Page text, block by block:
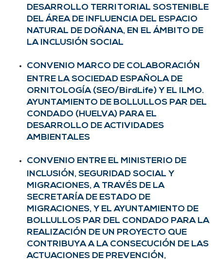
DESARROLLO TERRITORIAL SOSTENIBLE
DEL ÁREA DE INFLUENCIA DEL ESPACIO
NATURAL DE DOÑANA, EN EL ÁMBITO DE
LA INCLUSIÓN SOCIAL
CONVENIO MARCO DE COLABORACIÓN
ENTRE LA SOCIEDAD ESPAÑOLA DE
ORNITOLOGÍA (SEO/BirdLife) Y EL ILMO.
AYUNTAMIENTO DE BOLLULLOS PAR DEL
CONDADO (HUELVA) PARA EL
DESARROLLO DE ACTIVIDADES
AMBIENTALES
CONVENIO ENTRE EL MINISTERIO DE
INCLUSIÓN, SEGURIDAD SOCIAL Y
MIGRACIONES, A TRAVÉS DE LA
SECRETARÍA DE ESTADO DE
MIGRACIONES, Y EL AYUNTAMIENTO DE
BOLLULLOS PAR DEL CONDADO PARA LA
REALIZACIÓN DE UN PROYECTO QUE
CONTRIBUYA A LA CONSECUCIÓN DE LAS
ACTUACIONES DE PREVENCIÓN,